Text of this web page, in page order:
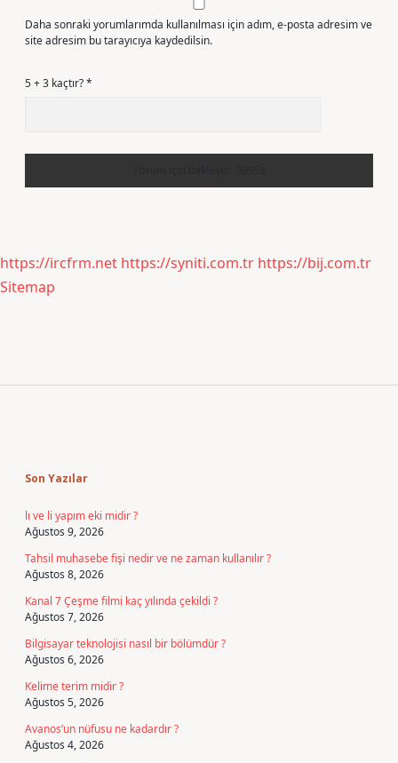
Daha sonraki yorumlarımda kullanılması için adım, e-posta adresim ve
site adresim bu tarayıcıya kaydedilsin.
5 + 3 kaçtır?*
https://ircfrm.net https://syniti.com.tr https://bij.com.tr
Sitemap
Son Yazılar
lı ve li yapım eki midir ?
Ağustos 9, 2026
Tahsil muhasebe fişi nedir ve ne zaman kullanılır ?
Ağustos 8, 2026
Kanal 7 Çeşme filmi kaç yılında çekildi ?
Ağustos 7, 2026
Bilgisayar teknolojisi nasıl bir bölümdür ?
Ağustos 6, 2026
Kelime terim midir ?
Ağustos 5, 2026
Avanos’un nüfusu ne kadardır ?
Ağustos 4, 2026